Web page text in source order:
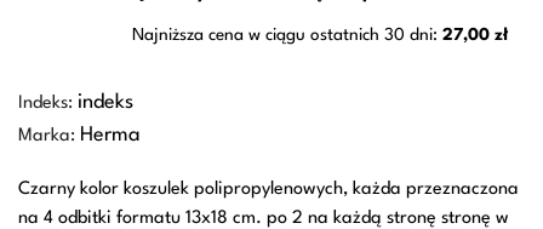
Najniższa cena w ciągu ostatnich 30 dni: 27,00 zł
Indeks: indeks
Marka: Herma
Czarny kolor koszulek polipropylenowych, każda przeznaczona
na 4 odbitki formatu 13x18 cm. po 2 na każdą stronę stronę w